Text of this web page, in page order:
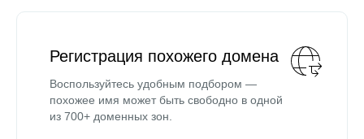
Регистрация похожего домена
Воспользуйтесь удобным подбором —
похожее имя может быть свободно в одной
из 700+ доменных зон.